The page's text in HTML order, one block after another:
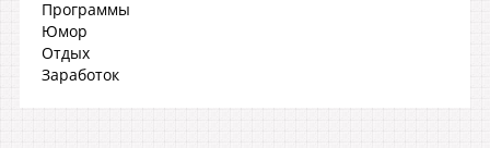
Программы
Юмор
Отдых
Заработок